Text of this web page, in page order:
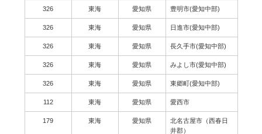
326 東海 愛知県 豊明市(愛知中部)
326 東海 愛知県 日進市(愛知中部)
326 東海 愛知県 長久手市(愛知中部)
326 東海 愛知県 みよし市(愛知中部)
326 東海 愛知県 東郷町(愛知中部)
112 東海 愛知県 愛西市
179 東海 愛知県
北名古屋市（西春日
井郡）